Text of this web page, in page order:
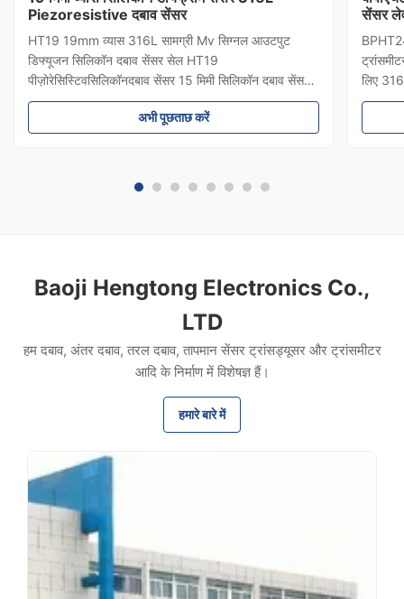
Piezoresistive दबाव सेंसर
HT19 19mm व्यास 316L सामग्री Mv सिग्नल आउटपुट
डिफ्यूजन सिलिकॉन दबाव सेंसर सेल HT19
पीज़ोरेसिस्टिवसिलिकॉनदबाव सेंसर 15 मिमी सिलिकॉन दबाव सेंसर
का परिचयः HT19 पिज़ोरेसिटिव सिलिकॉन दबाव सेंसर, मुख्य घटक
उच्च स्थिरता फैला प्रतिबिंब सिलिकॉन सेंसर तत्व है।सेंसर पैकेज
अभी पूछताछ करें
सेंसर
लिए
सुरक्षा
Baoji Hengtong Electronics Co.,
LTD
हम दबाव, अंतर दबाव, तरल दबाव, तापमान सेंसर ट्रांसड्यूसर और ट्रांसमीटर
आदि के निर्माण में विशेषज्ञ हैं।
हमारे बारे में